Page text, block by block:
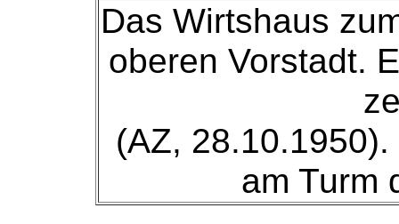
Das Wirtshaus
oberen Vorstadt.
(AZ,
am Turm